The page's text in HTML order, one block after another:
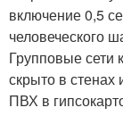
включение 0,5
человеческого
Групповые сети
скрыто в
ПВХ в